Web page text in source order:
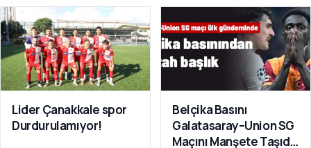
Lider Çanakkale spor
Durdurulamıyor!
Belçika Basını
Galatasaray–Union SG
Maçını Manşete Taşıdı: